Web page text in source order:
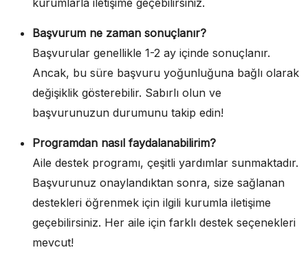
Başvurum ne zaman sonuçlanır?
Başvurular genellikle 1-2 ay içinde sonuçlanır.
Ancak, bu süre başvuru yoğunluğuna bağlı olarak
değişiklik gösterebilir. Sabırlı olun ve
başvurunuzun durumunu takip edin!
Programdan nasıl faydalanabilirim?
Aile destek programı, çeşitli yardımlar sunmaktadır.
Başvurunuz onaylandıktan sonra, size sağlanan
destekleri öğrenmek için ilgili kurumla iletişime
geçebilirsiniz. Her aile için farklı destek seçenekleri
mevcut!